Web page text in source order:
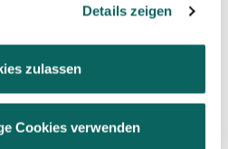
Datenschutzerklärung—
Details zeigen
zulassen
Cookies verwenden